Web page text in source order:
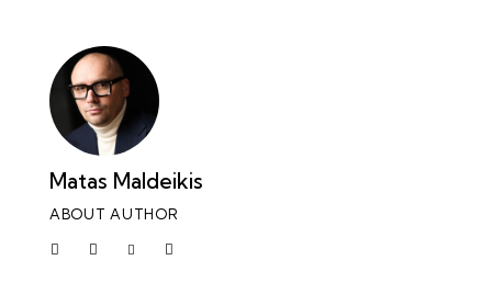
Matas Maldeikis
ABOUT AUTHOR